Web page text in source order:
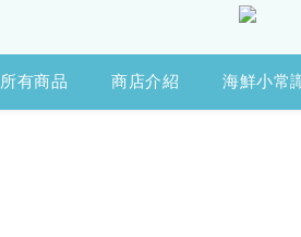
所有商品 商店介紹 海鮮小常